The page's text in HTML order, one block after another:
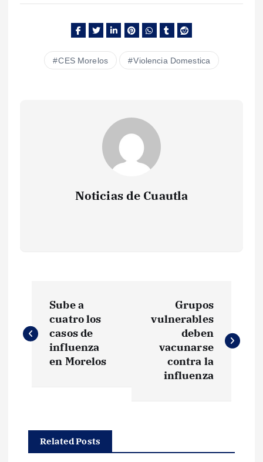
CES Morelos Violencia Domestica
Noticias de Cuautla
a
a
Sube a
cuatro los
casos de
influenza
en Morelos
Grupos
vulnerables
deben
vacunarse
contra la
influenza
Related Posts